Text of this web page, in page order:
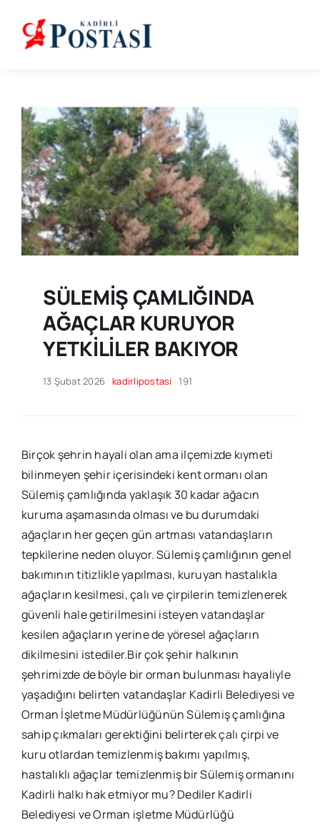
content
SÜLEMİŞ ÇAMLIĞINDA
AĞAÇLAR KURUYOR
YETKİLİLER BAKIYOR
13 Şubat 2026 kadirlipostasi 191
Birçok şehrin hayali olan ama ilçemizde kıymeti
bilinmeyen şehir içerisindeki kent ormanı olan
Sülemiş çamlığında yaklaşık 30 kadar ağacın
kuruma aşamasında olması ve bu durumdaki
ağaçların her geçen gün artması vatandaşların
tepkilerine neden oluyor. Sülemiş çamlığının genel
bakımının titizlikle yapılması, kuruyan hastalıkla
ağaçların kesilmesi, çalı ve çirpilerin temizlenerek
güvenli hale getirilmesini isteyen vatandaşlar
kesilen ağaçların yerine de yöresel ağaçların
dikilmesini istediler.Bir çok şehir halkının
şehrimizde de böyle bir orman bulunması hayaliyle
yaşadığını belirten vatandaşlar Kadirli Belediyesi ve
Orman İşletme Müdürlüğünün Sülemiş çamlığına
sahip çıkmaları gerektiğini belirterek çalı çirpi ve
kuru otlardan temizlenmiş bakımı yapılmış,
hastalıklı ağaçlar temizlenmiş bir Sülemiş ormanını
Kadirli halkı hak etmiyor mu? Dediler Kadirli
Belediyesi ve Orman işletme Müdürlüğü